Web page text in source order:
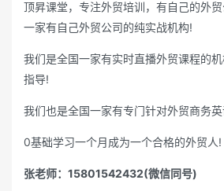
顶昇课堂，专注外贸培训，有自己的外
一家有自己外贸公司的纯实战机构!
我们是全国一家有实时直播外贸课程的
指导!
我们也是全国一家有专门针对外贸商务
0基础学习一个月成为一个合格的外贸人!
张老师：15801542432(微信同号)